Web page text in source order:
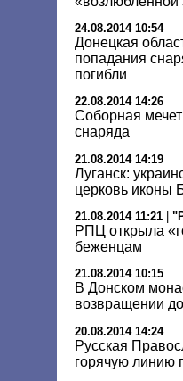
24.08.2014 10:54
Донецкая
попадания
погибли
22.08.2014 14:26
Соборная
снаряда
21.08.2014 14:19
Луганск:
церковь иконы
21.08.2014 11:21
РПЦ открыла
беженцам
21.08.2014 10:15
В Донском
возвращении
20.08.2014 14:24
Русская
горячую